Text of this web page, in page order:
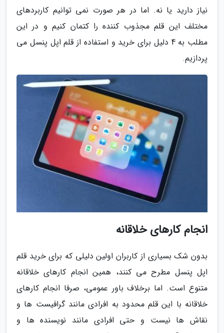
نیاز دارید یا نه. اما در هر صورت نمی توانیم کاربردهای
مختلف این قلم مجذوب کننده را کتمان کنیم و در این
مطلب به 4 دلیل برای خرید و استفاده از قلم اپل پنسل می
پردازیم.
انجام کارهای خلاقانه
بدون شک بسیاری از کاربران اولین دلیلی که برای خرید قلم
اپل پنسل مطرح می کنند، همین انجام کارهای خلاقانه
متنوع است. اما برخلاف باور عمومی، صرفا انجام کارهای
خلاقانه با این قلم محدود به افرادی مانند گرافیست ها و
نقاش ها نیست و حتی افرادی مانند نویسنده ها و